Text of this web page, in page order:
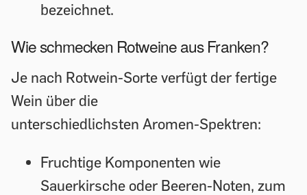
bezeichnet.
Wie schmecken Rotweine aus Franken?
Je nach Rotwein-Sorte verfügt der fertige
Wein über die
unterschiedlichsten Aromen-Spektren:
Fruchtige Komponenten wie
Sauerkirsche oder Beeren-Noten, zum